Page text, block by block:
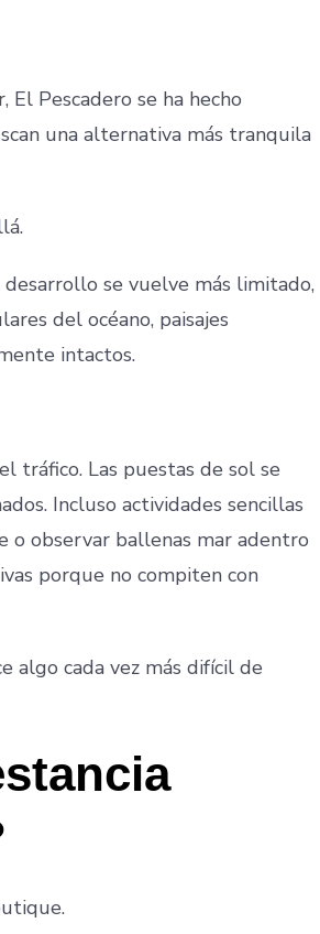
Pescadero se ha hecho
una alternativa más tranquila
se vuelve más limitado,
del océano, paisajes
intactos.
tráfico. Las puestas de sol se
Incluso actividades sencillas
o observar ballenas mar adentro
porque no compiten con
algo cada vez más difícil de